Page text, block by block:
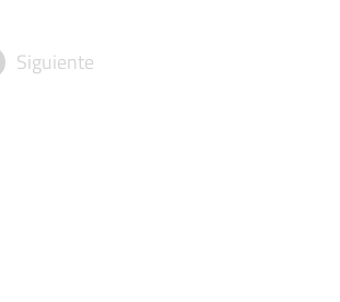
Siguiente